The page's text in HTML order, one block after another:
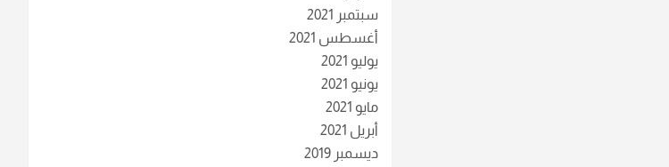
سبتمبر 2021
أغسطس 2021
يوليو 2021
يونيو 2021
مايو 2021
أبريل 2021
ديسمبر 2019